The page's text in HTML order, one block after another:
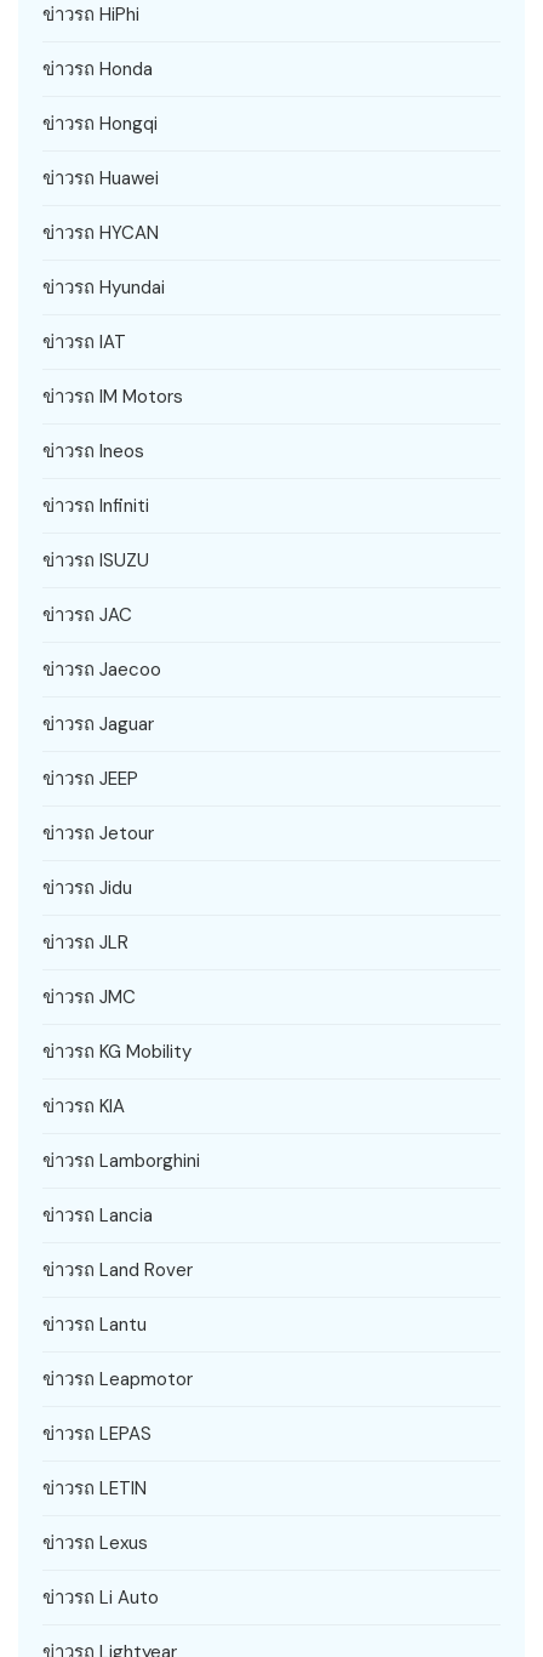
ข่าวรถ HiPhi
ข่าวรถ Honda
ข่าวรถ Hongqi
ข่าวรถ Huawei
ข่าวรถ HYCAN
ข่าวรถ Hyundai
ข่าวรถ IAT
ข่าวรถ IM Motors
ข่าวรถ Ineos
ข่าวรถ Infiniti
ข่าวรถ ISUZU
ข่าวรถ JAC
ข่าวรถ Jaecoo
ข่าวรถ Jaguar
ข่าวรถ JEEP
ข่าวรถ Jetour
ข่าวรถ Jidu
ข่าวรถ JLR
ข่าวรถ JMC
ข่าวรถ KG Mobility
ข่าวรถ KIA
ข่าวรถ Lamborghini
ข่าวรถ Lancia
ข่าวรถ Land Rover
ข่าวรถ Lantu
ข่าวรถ Leapmotor
ข่าวรถ LEPAS
ข่าวรถ LETIN
ข่าวรถ Lexus
ข่าวรถ Li Auto